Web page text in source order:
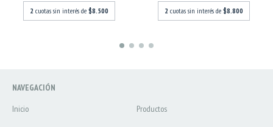
2 cuotas sin interés de $8.500 2 cuotas sin interés de$8.800
NAVEGACIÓN
Inicio
Productos